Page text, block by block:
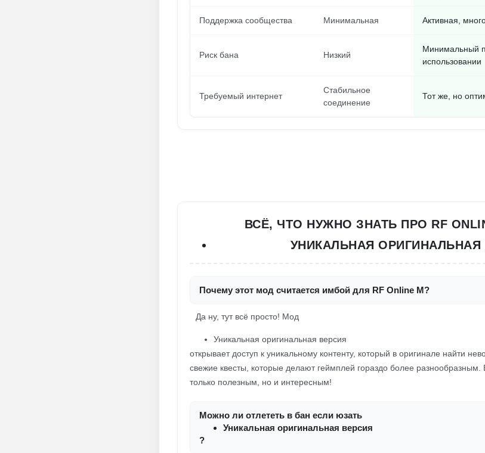
Поддержка сообщества Минимальная Активная,
Риск бана Низкий
Минимальный
использовании
Требуемый интернет
Стабильное
соединение
Тот же, но
ВСЁ, ЧТО НУЖНО ЗНАТЬ ПРО RF
УНИКАЛЬНАЯ ОРИГИНАЛЬНАЯ
Почему этот мод считается имбой для RF Online M?
Да ну, тут всё просто! Мод
Уникальная оригинальная версия
открывает доступ к уникальному контенту, который в оригинале найти
свежие квесты, которые делают геймплей гораздо более
только полезным, но и интересным!
Можно ли отлететь в бан если юзать
Уникальная оригинальная версия
?